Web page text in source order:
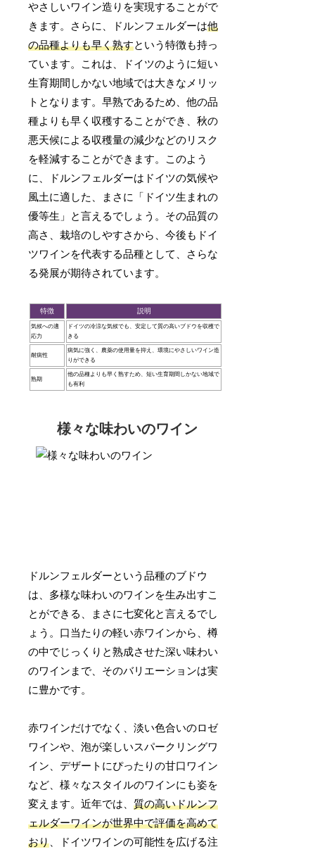
やさしいワイン造りを実現することがで
きます。さらに、ドルンフェルダーは他
の品種よりも早く熟すという特徴も持っ
ています。これは、ドイツのように短い
生育期間しかない地域では大きなメリッ
トとなります。早熟であるため、他の品
種よりも早く収穫することができ、秋の
悪天候による収穫量の減少などのリスク
を軽減することができます。このよう
に、ドルンフェルダーはドイツの気候や
風土に適した、まさに「ドイツ生まれの
優等生」と言えるでしょう。その品質の
高さ、栽培のしやすさから、今後もドイ
ツワインを代表する品種として、さらな
る発展が期待されています。
特徴 説明
気候への適
応力
ドイツの冷涼な気候でも、安定して質の高いブドウを収穫で
きる
耐病性
病気に強く、農薬の使用量を抑え、環境にやさしいワイン造
りができる
熟期
他の品種よりも早く熟すため、短い生育期間しかない地域で
も有利
様々な味わいのワイン
ドルンフェルダーという品種のブドウ
は、多様な味わいのワインを生み出すこ
とができる、まさに七変化と言えるでし
ょう。口当たりの軽い赤ワインから、樽
の中でじっくりと熟成させた深い味わい
のワインまで、そのバリエーションは実
に豊かです。
赤ワインだけでなく、淡い色合いのロゼ
ワインや、泡が楽しいスパークリングワ
イン、デザートにぴったりの甘口ワイン
など、様々なスタイルのワインにも姿を
変えます。近年では、質の高いドルンフ
ェルダーワインが世界中で評価を高めて
おり 、ドイツワインの可能性を広げる注